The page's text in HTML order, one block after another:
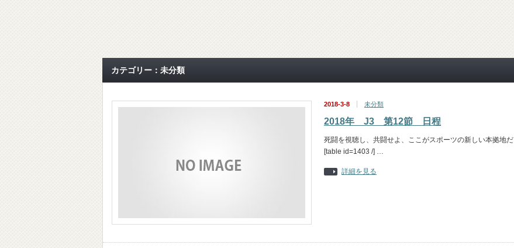
カテゴリー：未分類
2018-3-8 未分類
2018年 J3 第12節 日程
死闘を視聴し、共闘せよ、ここがスポーツの新しい本拠地だ
[table id=1403 /] …
詳細を見る